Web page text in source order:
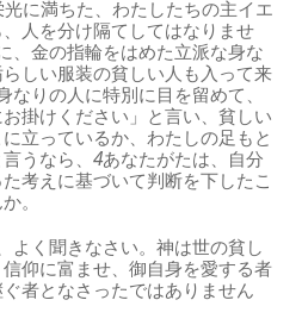
に満ちた、わたしたちの主イエ
人を分け隔てしてはなりませ
、金の指輪をはめた立派な身な
しい服装の貧しい人も入って来
なりの人に特別に目を留めて、
掛けください」と言い、貧しい
立っているか、わたしの足もと
うなら、4あなたがたは、自分
考えに基づいて判断を下したこ
。
よく聞きなさい。神は世の貧し
仰に富ませ、御自身を愛する者
者となさったではありません